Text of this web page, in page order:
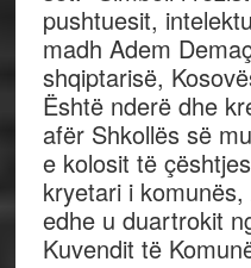
pushtuesit,
madh Adem
shqiptarisë,
Është nderë dhe
afër Shkollës së
e kolosit të
kryetari i
edhe u duartrokit
Kuvendit të